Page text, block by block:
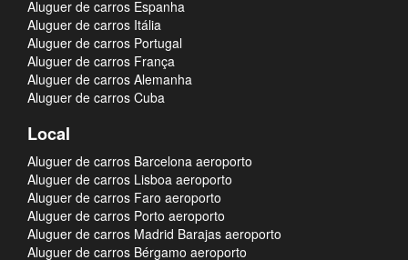
Aluguer de carros Espanha
Aluguer de carros Itália
Aluguer de carros Portugal
Aluguer de carros França
Aluguer de carros Alemanha
Aluguer de carros Cuba
Local
Aluguer de carros Barcelona aeroporto
Aluguer de carros Lisboa aeroporto
Aluguer de carros Faro aeroporto
Aluguer de carros Porto aeroporto
Aluguer de carros Madrid Barajas aeroporto
Aluguer de carros Bérgamo aeroporto